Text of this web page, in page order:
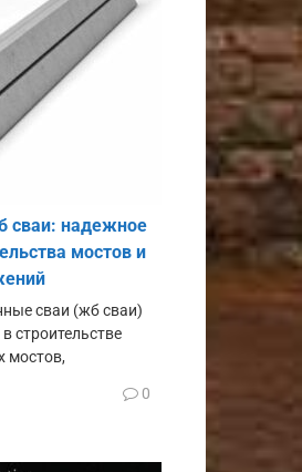
сваи: надежное
мостов и
сваи (жб сваи)
строительстве
мостов,
0